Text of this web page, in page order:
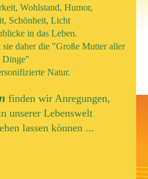
Wohlstand, Humor,
Schönheit, Licht
in das Leben.
daher die "Große Mutter aller
Dinge"
Natur.
finden wir Anregungen,
unserer Lebenswelt
lassen können ...